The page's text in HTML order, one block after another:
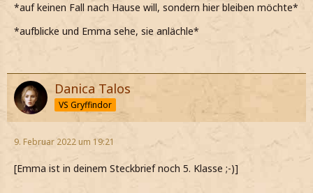
*auf keinen Fall nach Hause will, sondern hier bleiben möchte*
*aufblicke und Emma sehe, sie anlächle*
Danica Talos
VS Gryffindor
9. Februar 2022 um 19:21
[Emma ist in deinem Steckbrief noch 5. Klasse ;-)]